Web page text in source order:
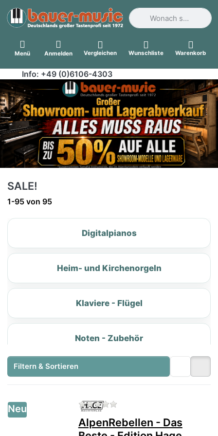
Geben Sie einen
Menü Anmelden Vergleichen Wunschliste Warenkorb
Info: +49 (0)6106-4303
SALE!
Suchergebnisse:
1-95 von 95
Digitalpianos
Heim- und Kirchenorgeln
Klaviere - Flügel
Noten - Zubehör
Gebrauchte
Musikinstrumente &
Filtern & Sortieren
Neu Zu diesem Produkt liegen
AlpenRebellen - Das